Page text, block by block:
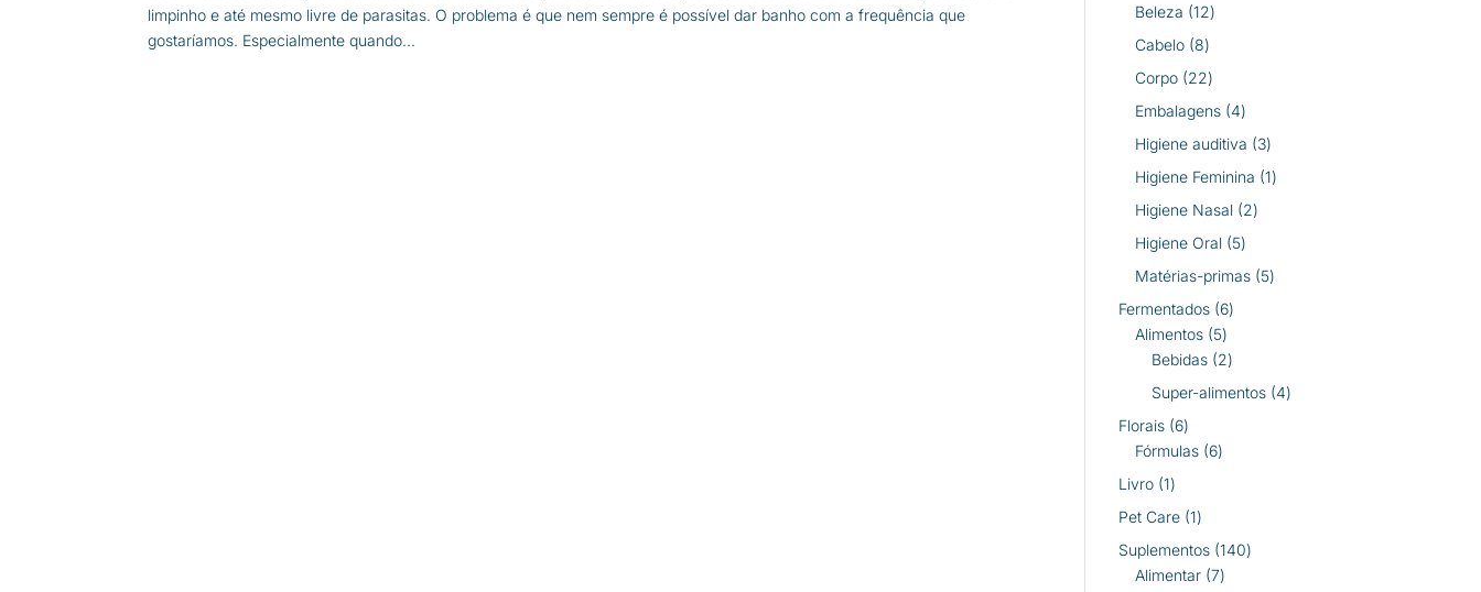
limpinho e até mesmo livre de parasitas. O problema é que nem sempre é possível dar banho com a frequência que
gostaríamos. Especialmente quando...
Beleza 1212
Cabelo 88
produtos
Corpo 2222
produtos
Embalagens 44
produtos
Higiene auditiva 33
produtos
Higiene Feminina 11
Higiene Nasal 22
Higiene Oral 55
produtos
Matérias-primas 55
Fermentados 66
Alimentos 55
produtos
Bebidas 22
produtos
Super-alimentos 44
Florais 66
produtos
Fórmulas 66
Livro 11
produto
Pet Care 11
produto
Suplementos 140140
Alimentar 77